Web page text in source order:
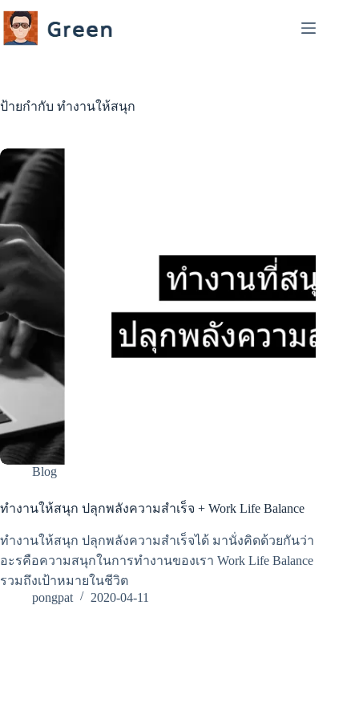
to
content
ป้ายกำกับ ทำงานให้สนุก
Blog
ทำงานให้สนุก ปลุกพลังความสำเร็จ + Work Life Balance
ทำงานให้สนุก ปลุกพลังความสำเร็จได้ มานั่งคิดด้วยกันว่า
อะรคือความสนุกในการทำงานของเรา Work Life Balance
รวมถึงเป้าหมายในชีวิต
pongpat
2020-04-11